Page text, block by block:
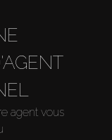
agent vous